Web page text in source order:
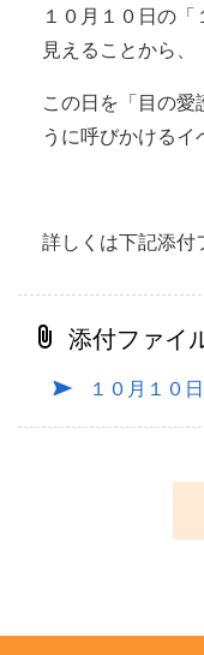
１０月１０日の
見えることから、
この日を「目の
うに呼びかけるイ
詳しくは下記添付
添付ファイ
１０月１０